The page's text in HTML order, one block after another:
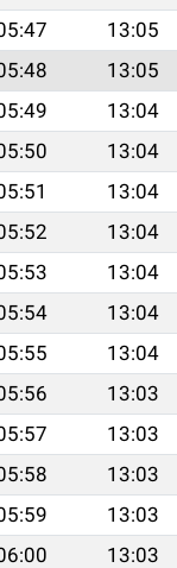
13:05
13:05
13:04
13:04
13:04
13:04
13:04
13:04
13:04
13:03
13:03
13:03
13:03
13:03